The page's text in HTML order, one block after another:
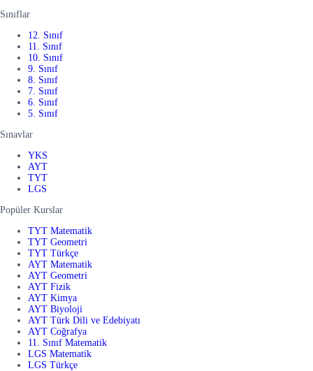
Sınıflar
12. Sınıf
11. Sınıf
10. Sınıf
9. Sınıf
8. Sınıf
7. Sınıf
6. Sınıf
5. Sınıf
Sınavlar
YKS
AYT
TYT
LGS
Popüler Kurslar
TYT Matematik
TYT Geometri
TYT Türkçe
AYT Matematik
AYT Geometri
AYT Fizik
AYT Kimya
AYT Biyoloji
AYT Türk Dili ve Edebiyatı
AYT Coğrafya
11. Sınıf Matematik
LGS Matematik
LGS Türkçe